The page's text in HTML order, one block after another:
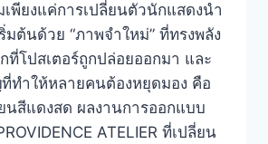
เพียงแค่การเปลี่ยนตัวนักแสดงนำ
มต้นด้วย “ภาพจำใหม่” ที่ทรงพลัง
ที่โปสเตอร์ถูกปล่อยออกมา และ
ทำให้หลายคนต้องหยุดมอง คือ
นสีแดงสด ผลงานการออกแบบ
ATELIER ที่เปลี่ยน